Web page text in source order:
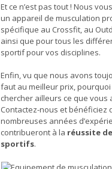
Et ce n’est pas tout ! Nous
un appareil de musculation
spécifique au Crossfit, au
ainsi que pour tous les
sportif pour vos disciplines.
Enfin, vu que nous avons
faut au meilleur prix,
chercher ailleurs ce que vous
Contactez-nous et bénéficiez
nombreuses années
contribueront à la réussite
sportifs.